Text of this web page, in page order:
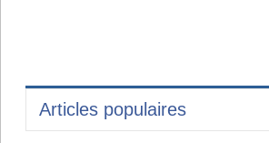
Articles populaires